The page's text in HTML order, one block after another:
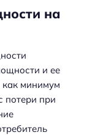
на
и ее
как минимум
потери при